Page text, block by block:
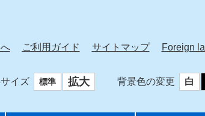
ご利用ガイド サイトマップ Foreign
イズ 標準 拡大 背景色の変更 白